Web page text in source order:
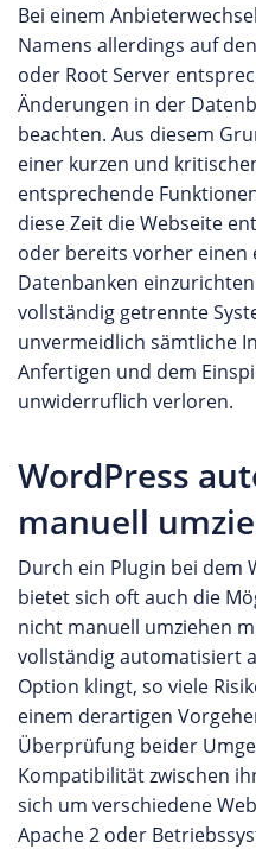
Bei einem
Namens allerdings auf
oder Root Server
Änderungen in der
beachten. Aus diesem
einer kurzen und
entsprechende
diese Zeit die Webseite
oder bereits vorher einen
Datenbanken
vollständig getrennte
unvermeidlich sämtliche
Anfertigen und dem
unwiderruflich verloren.
WordPress
manuell
Durch ein Plugin bei dem
bietet sich oft auch die
nicht manuell umziehen
vollständig automatisiert
Option klingt, so viele
einem derartigen
Überprüfung beider
Kompatibilität zwischen
sich um verschiedene
Apache 2 oder